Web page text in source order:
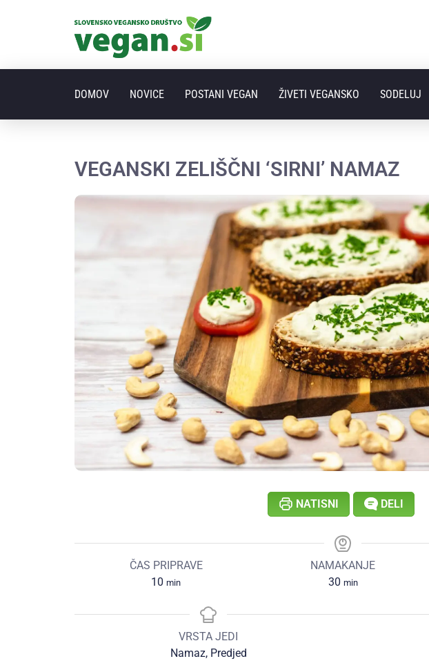
DOMOV NOVICE POSTANI VEGAN ŽIVETI VEGANSKO SODELUJ
VEGANSKI ZELIŠČNI ‘SIRNI’ NAMAZ
NATISNI DELI
ČAS PRIPRAVE
10 min
NAMAKANJE
30 min
VRSTA JEDI
Namaz, Predjed